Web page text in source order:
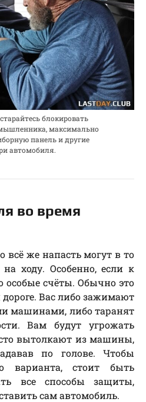
блокировать
максимально
панель и другие
автомобиля.
во время
всё же напасть могут в то
ходу. Особенно, если к
особые счёты. Обычно это
Вас либо зажимают
машинами, либо таранят
Вам будут угрожать
вытолкают из машины,
по голове. Чтобы
варианта, стоит быть
все способы защиты,
сам автомобиль.